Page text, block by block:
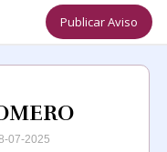
Publicar Aviso
07-2025